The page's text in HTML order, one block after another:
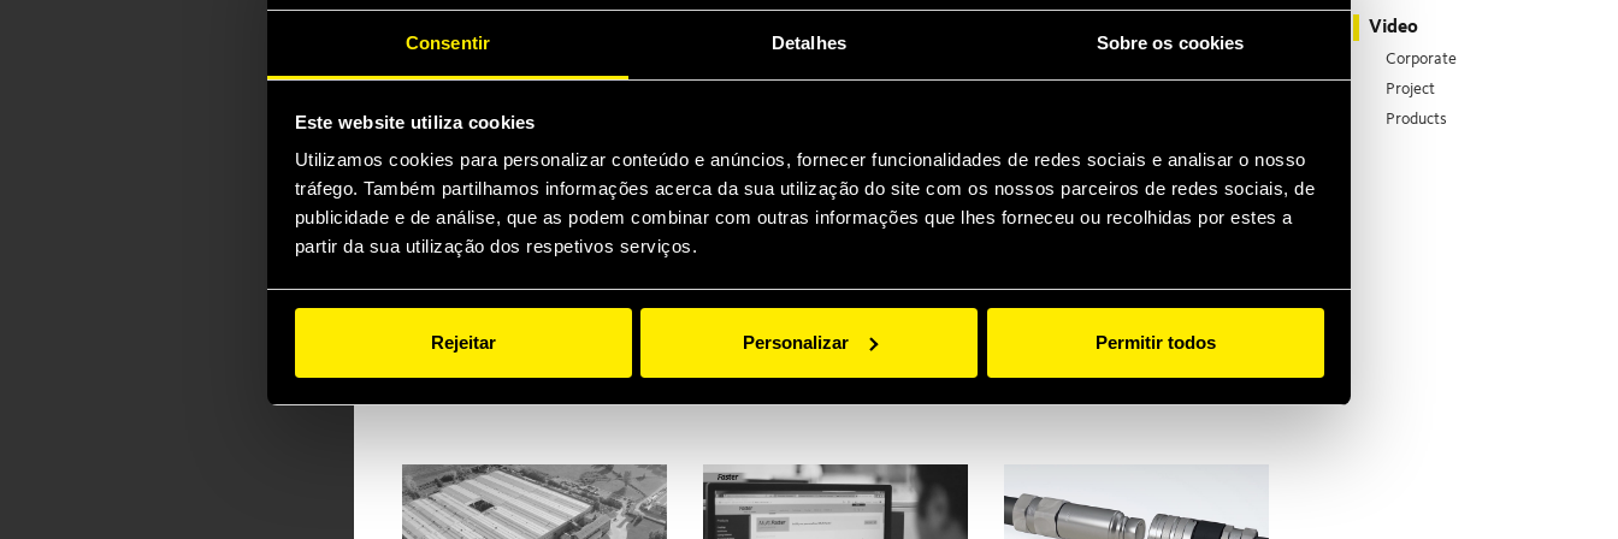
Consentir Detalhes Sobre os cookies
Este website utiliza cookies
Utilizamos cookies para personalizar conteúdo e anúncios, fornecer funcionalidades de redes sociais e analisar o nosso
tráfego. Também partilhamos informações acerca da sua utilização do site com os nossos parceiros de redes sociais, de
publicidade e de análise, que as podem combinar com outras informações que lhes forneceu ou recolhidas por estes a
partir da sua utilização dos respetivos serviços.
Rejeitar Personalizar Permitir todos
Our Faster Videos represent a useful tool for
They are essential when launching a new product, they
help showing the technical aspect, the advanced
technology and the application of our creations; they
allow the viewer to take a quick journey in our Faster
world, discovering our values, our history and the key
elements behind our success.
Video
Corporate
Project
Products